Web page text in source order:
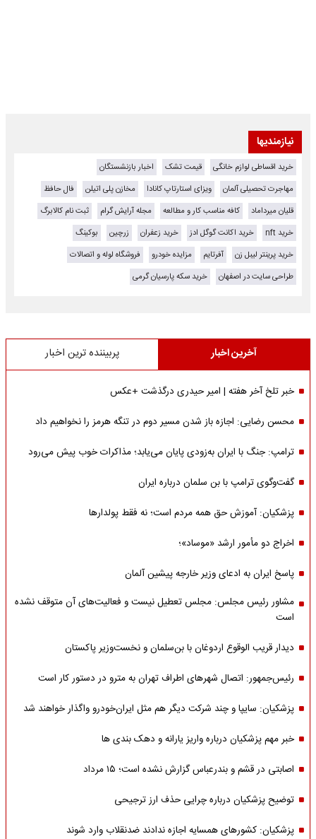
نیازمندیها
خرید اقساطی لوازم خانگی قیمت تشک
اخبار بازنشستگان
مهاجرت تحصیلی آلمان
ویزای استارتاپ کانادا مخازن پلی اتیلن
فال حافظ
قلیان میرداماد
کافه مناسب کار و مطالعه مجله آرایش گرام
ثبت نام کالابرگ
خرید nft
خرید اکانت گوگل ادز خرید زعفران زرچین
بوکینگ
خرید پرینتر لیبل زن
آفرتایم مزایده خودرو
فروشگاه لوله و اتصالات
طراحی سایت در اصفهان
خرید سکه پارسیان گرمی
آخرین اخبار پربیننده ترین اخبار
خبر تلخ آخر هفته | امیر حیدری درگذشت +عکس
محسن رضایی: اجازه باز شدن مسیر دوم در تنگه هرمز را نخواهیم داد
ترامپ: جنگ با ایران به‌زودی پایان می‌یابد؛ مذاکرات خوب پیش می‌رود
گفت‌وگوی ترامپ با بن سلمان درباره ایران
پزشکیان: آموزش حق همه مردم است؛ نه فقط پولدارها
اخراج دو مأمور ارشد «موساد»؛
پاسخ ایران به ادعای وزیر خارجه پیشین آلمان
مشاور رئیس مجلس: مجلس تعطیل نیست و فعالیت‌های آن متوقف نشده
است
دیدار قریب الوقوع اردوغان با بن‌سلمان و نخست‌وزیر پاکستان
رئیس‌جمهور: اتصال شهرهای اطراف تهران به مترو در دستور کار است
پزشکیان: سایپا و چند شرکت دیگر هم مثل ایران‌خودرو واگذار خواهند شد
خبر مهم پزشکیان درباره واریز یارانه و دهک بندی ها
اصابتی در قشم و بندرعباس گزارش نشده است؛ ۱۵ مرداد
توضیح پزشکیان درباره چرایی حذف ارز ترجیحی
پزشکیان: کشورهای همسایه اجازه ندادند ضدنقلاب وارد شوند